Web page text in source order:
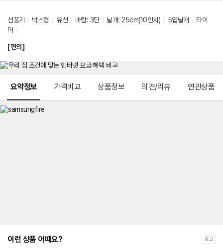
선풍기 / 박스형 / 유선 / 바람: 3단 / 날개: 25cm(10인치) / 5엽날개 / 타이
머 /
[편의]
요약정보 가격비교 상품정보 의견/리뷰 연관상품
이런 상품 어때요? 광고